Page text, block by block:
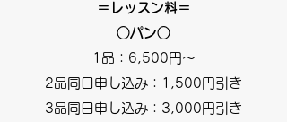
＝レッスン料＝
○パン○
1品：6,500円～
2品同日申し込み：1,500円引き
3品同日申し込み：3,000円引き